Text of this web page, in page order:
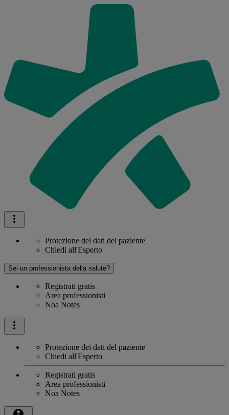
Protezione dei dati del paziente
Chiedi all'Esperto
Sei un professionista della salute?
Registrati gratis
Area professionisti
Noa Notes
Protezione dei dati del paziente
Chiedi all'Esperto
Registrati gratis
Area professionisti
Noa Notes